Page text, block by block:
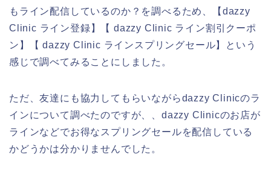
もライン配信しているのか？を調べるため、【dazzy
Clinic ライン登録】【 dazzy Clinic ライン割引クーポ
ン】【 dazzy Clinic ラインスプリングセール】という
感じで調べてみることにしました。
ただ、友達にも協力してもらいながらdazzy Clinicのラ
インについて調べたのですが、、dazzy Clinicのお店が
ラインなどでお得なスプリングセールを配信している
かどうかは分かりませんでした。